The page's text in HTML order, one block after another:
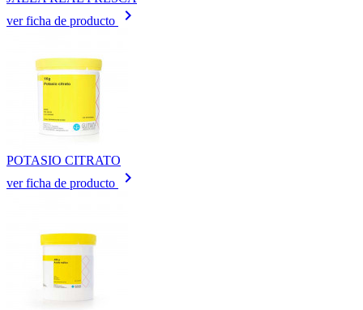
ver ficha de producto
keyboard_arrow_right
POTASIO CITRATO
ver ficha de producto
keyboard_arrow_right